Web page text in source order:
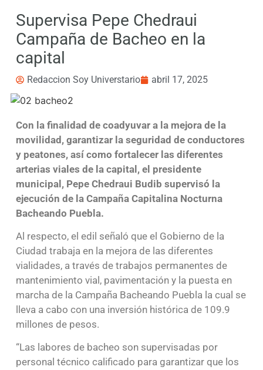
Supervisa Pepe Chedraui
Campaña de Bacheo en la
capital
Redaccion Soy Universtario abril 17, 2025
Con la finalidad de coadyuvar a la mejora de la
movilidad, garantizar la seguridad de conductores
y peatones, así como fortalecer las diferentes
arterias viales de la capital, el presidente
municipal, Pepe Chedraui Budib supervisó la
ejecución de la Campaña Capitalina Nocturna
Bacheando Puebla.
Al respecto, el edil señaló que el Gobierno de la
Ciudad trabaja en la mejora de las diferentes
vialidades, a través de trabajos permanentes de
mantenimiento vial, pavimentación y la puesta en
marcha de la Campaña Bacheando Puebla la cual se
lleva a cabo con una inversión histórica de 109.9
millones de pesos.
“Las labores de bacheo son supervisadas por
personal técnico calificado para garantizar que los